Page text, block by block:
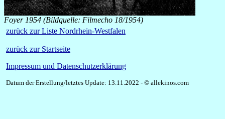
Foyer 1954 (Bildquelle: Filmecho 18/1954)
zurück zur Liste Nordrhein-Westfalen
zurück zur Startseite
Impressum und Datenschutzerklärung
Datum der Erstellung/letztes Update: 13.11.2022 - © allekinos.com